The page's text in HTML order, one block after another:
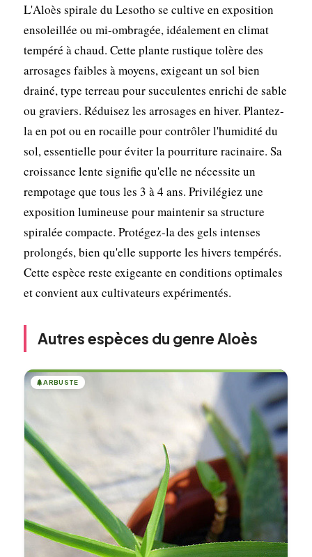
L'Aloès spirale du Lesotho se cultive en exposition
ensoleillée ou mi-ombragée, idéalement en climat
tempéré à chaud. Cette plante rustique tolère des
arrosages faibles à moyens, exigeant un sol bien
drainé, type terreau pour succulentes enrichi de sable
ou graviers. Réduisez les arrosages en hiver. Plantez-
la en pot ou en rocaille pour contrôler l'humidité du
sol, essentielle pour éviter la pourriture racinaire. Sa
croissance lente signifie qu'elle ne nécessite un
rempotage que tous les 3 à 4 ans. Privilégiez une
exposition lumineuse pour maintenir sa structure
spiralée compacte. Protégez-la des gels intenses
prolongés, bien qu'elle supporte les hivers tempérés.
Cette espèce reste exigeante en conditions optimales
et convient aux cultivateurs expérimentés.
Autres espèces du genre Aloès
🌲ARBUSTE